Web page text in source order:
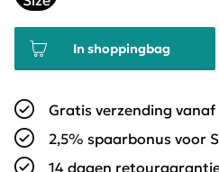
In shoppingbag
Gratis verzending vanaf
2,5% spaarbonus voor
14 dagen